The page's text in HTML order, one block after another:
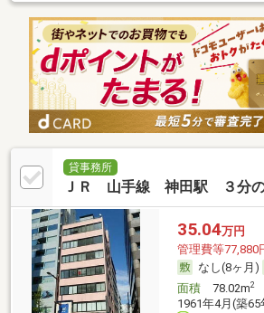
貸事務所
ＪＲ 山手線 神田駅 ３分の
35.04万円
管理費等77,880
なし(8ヶ月)
面積78.02m2
1961年4月(築65